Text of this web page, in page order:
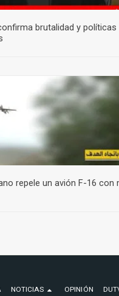
brutalidad y políticas
repele un avión F-16 con
NOTICIAS OPINIÓN